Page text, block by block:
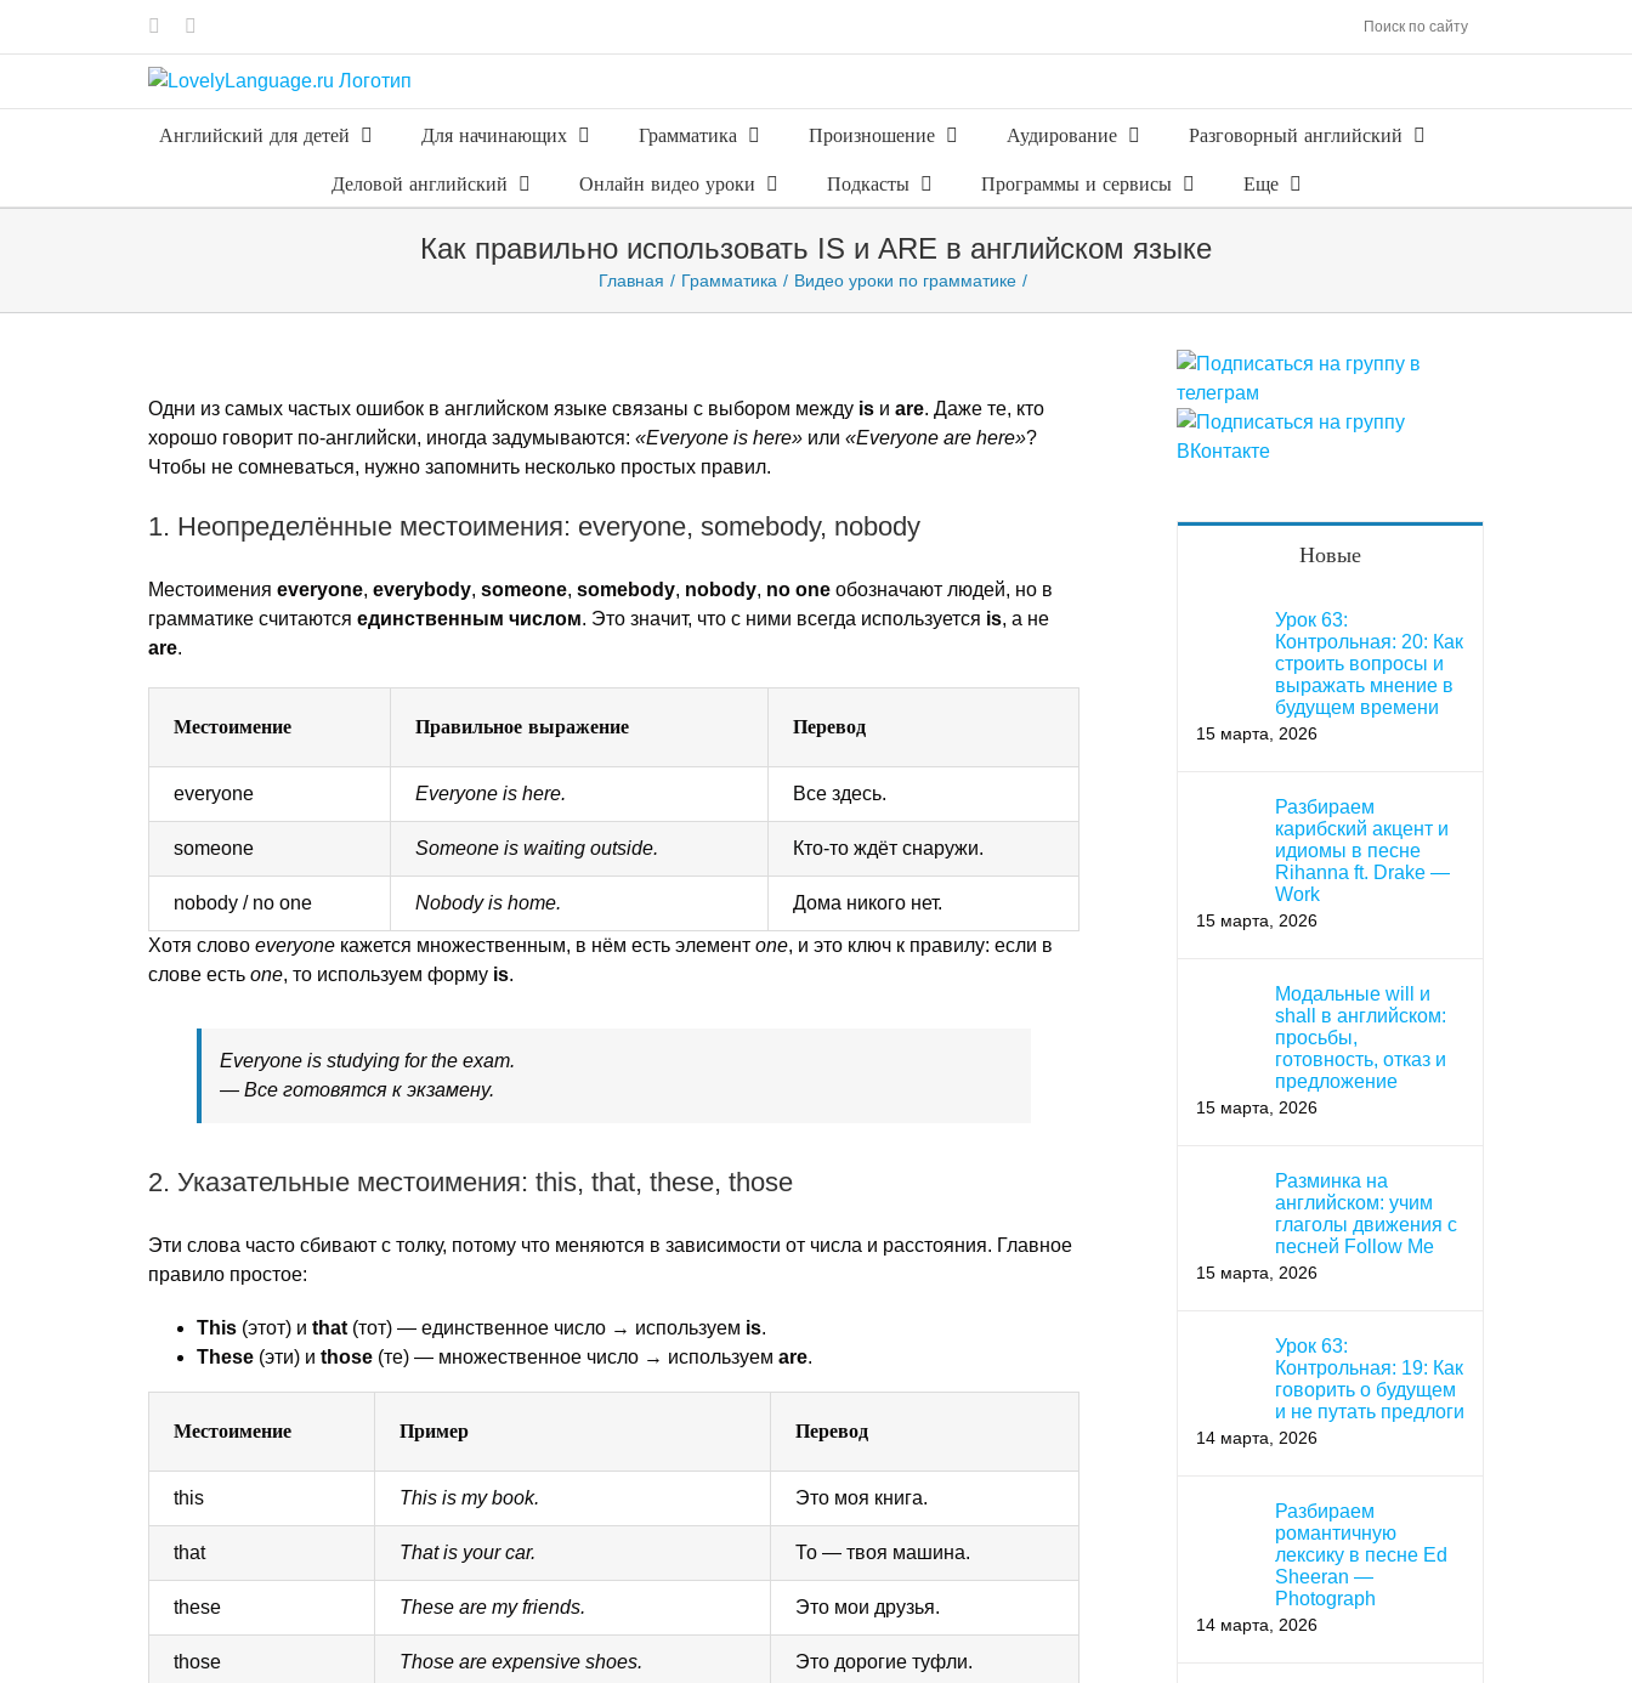
Поиск по сайту
Английский для детей Для начинающих Грамматика Произношение Аудирование Разговорный английский
Деловой английский Онлайн видео уроки Подкасты Программы и сервисы Еще
Как правильно использовать IS и ARE в английском языке
Главная Грамматика Видео уроки по грамматике
Одни из самых частых ошибок в английском языке связаны с выбором между is и are. Даже те, кто
хорошо говорит по-английски, иногда задумываются: «Everyone is here» или «Everyone are here»?
Чтобы не сомневаться, нужно запомнить несколько простых правил.
1. Неопределённые местоимения: everyone, somebody, nobody
Местоимения everyone, everybody, someone, somebody, nobody, no one обозначают людей, но в
грамматике считаются единственным числом. Это значит, что с ними всегда используется is, а не
are.
Местоимение Правильное выражение Перевод
everyone Everyone is here. Все здесь.
someone Someone is waiting outside. Кто-то ждёт снаружи.
nobody / no one Nobody is home. Дома никого нет.
Хотя слово everyone кажется множественным, в нём есть элемент one, и это ключ к правилу: если в
слове есть one, то используем форму is.
Everyone is studying for the exam.
— Все готовятся к экзамену.
2. Указательные местоимения: this, that, these, those
Эти слова часто сбивают с толку, потому что меняются в зависимости от числа и расстояния. Главное
правило простое:
This (этот) и that (тот) — единственное число → используем is.
These (эти) и those (те) — множественное число → используем are.
Местоимение Пример Перевод
this This is my book. Это моя книга.
that That is your car. То — твоя машина.
these These are my friends. Это мои друзья.
those Those are expensive shoes. Это дорогие туфли.
Новые
Урок 63:
Контрольная: 20: Как
строить вопросы и
выражать мнение в
будущем времени
15 марта, 2026
Разбираем
карибский акцент и
идиомы в песне
Rihanna ft. Drake —
Work
15 марта, 2026
Модальные will и
shall в английском:
просьбы,
готовность, отказ и
предложение
15 марта, 2026
Разминка на
английском: учим
глаголы движения с
песней Follow Me
15 марта, 2026
Урок 63:
Контрольная: 19: Как
говорить о будущем
и не путать предлоги
14 марта, 2026
Разбираем
романтичную
лексику в песне Ed
Sheeran —
Photograph
14 марта, 2026